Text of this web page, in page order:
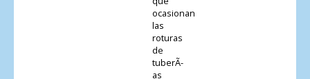
ocasionan
las
roturas
de
tuberÃ­
as